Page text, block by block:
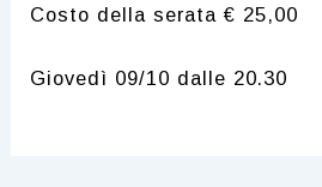
Costo della serata € 25,00
Giovedì 09/10 dalle 20.30